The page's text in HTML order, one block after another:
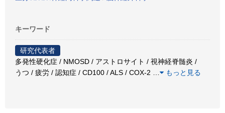
キーワード
研究代表者
多発性硬化症 / NMOSD / アストロサイト / 視神経脊髄炎 /
うつ / 疲労 / 認知症 / CD100 / ALS / COX-2
もっと見る